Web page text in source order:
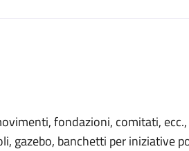
fondazioni, comitati,
gazebo, banchetti per iniziative